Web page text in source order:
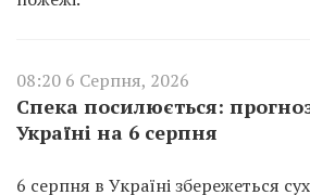
08:20 6 Серпня, 2026
Спека посилюється:
Україні на 6 серпня
6 серпня в Україні збережеться